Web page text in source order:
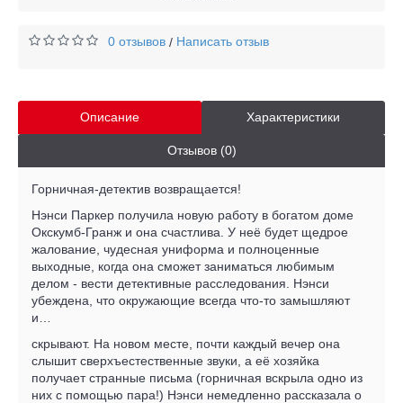
0 отзывов / Написать отзыв
Описание Характеристики
Отзывов (0)
Горничная-детектив возвращается!
Нэнси Паркер получила новую работу в богатом доме
Окскумб-Гранж и она счастлива. У неё будет щедрое
жалование, чудесная униформа и полноценные
выходные, когда она сможет заниматься любимым
делом - вести детективные расследования. Нэнси
убеждена, что окружающие всегда что-то замышляют
и…
скрывают. На новом месте, почти каждый вечер она
слышит сверхъестественные звуки, а её хозяйка
получает странные письма (горничная вскрыла одно из
них с помощью пара!) Нэнси немедленно рассказала о